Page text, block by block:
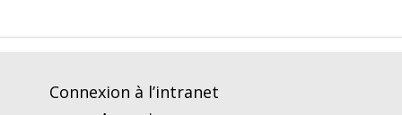
Connexion à l’intranet